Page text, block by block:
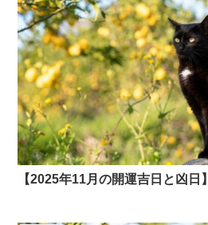
【2025年11月の開運吉日と凶日】